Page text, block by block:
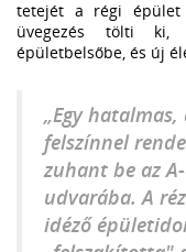
tetejét a régi
üvegezés tölti
épületbelsőbe, és új
Egy
felszínnel
zuhant be az
udvarába. A
idéző